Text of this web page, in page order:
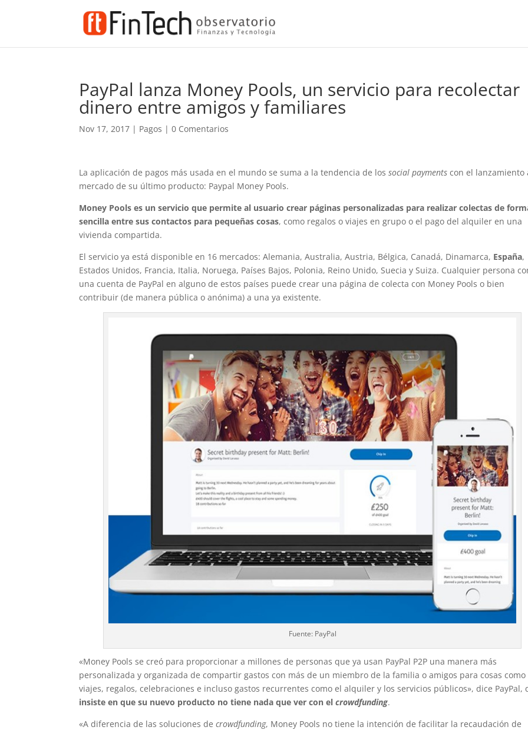
PayPal lanza Money Pools, un servicio para recolectar
dinero entre amigos y familiares
Nov 17, 2017 | Pagos |0 Comentarios
La aplicación de pagos más usada en el mundo se suma a la tendencia de lossocial payments con el lanzamiento
mercado de su último producto: Paypal Money Pools.
Money Pools es un servicio que permite al usuario crear páginas personalizadas para realizar colectas de
sencilla entre sus contactos para pequeñas cosas, como regalos o viajes en grupo o el pago del alquiler en una
vivienda compartida.
El servicio ya está disponible en 16 mercados: Alemania, Australia, Austria, Bélgica, Canadá, Dinamarca, España,
Estados Unidos, Francia, Italia, Noruega, Países Bajos, Polonia, Reino Unido, Suecia y Suiza. Cualquier persona
una cuenta de PayPal en alguno de estos países puede crear una página de colecta con Money Pools o bien
contribuir (de manera pública o anónima) a una ya existente.
Fuente: PayPal
«Money Pools se creó para proporcionar a millones de personas que ya usan PayPal P2P una manera más
personalizada y organizada de compartir gastos con más de un miembro de la familia o amigos para cosas como
viajes, regalos, celebraciones e incluso gastos recurrentes como el alquiler y los servicios públicos», dice PayPal,
insiste en que su nuevo producto no tiene nada que ver con elcrowdfunding.
«A diferencia de las soluciones decrowdfunding, Money Pools no tiene la intención de facilitar la recaudación de